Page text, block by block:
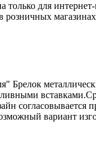
только для
розничных магазинах
Брелок
согласовывается
вариант